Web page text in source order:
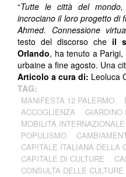
“Tutte le città del
incrociano il loro progetto di
Ahmed. Connessione
testo del discorso che il
Orlando, ha tenuto a Parigi,
urbaine a fine agosto. Una
Articolo a cura di: Leoluca
TAG:
MANIFESTA 12 PALERMO
ACCOGLIENZA
GIARDINO
MOBILITÀ INTERNAZIONALE
POPULISMO
CAPITALE ITALIANA DELLA
CAPITALE DI CULTURE
CONSULTA DELLE CULTURE